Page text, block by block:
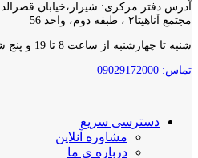
آدرس دفتر مرکزی: شیراز،خیابان
مجتمع آناهیتا۲ ، طبقه دوم، واحد 56
شنبه تا چهارشنبه از ساعت 8 تا 19 و پنج شنبه ها 8 تا 2 بعد از ظهر
تماس: 09029172000
دسترسی سریع
مشاوره آنلاین
درباره ی ما